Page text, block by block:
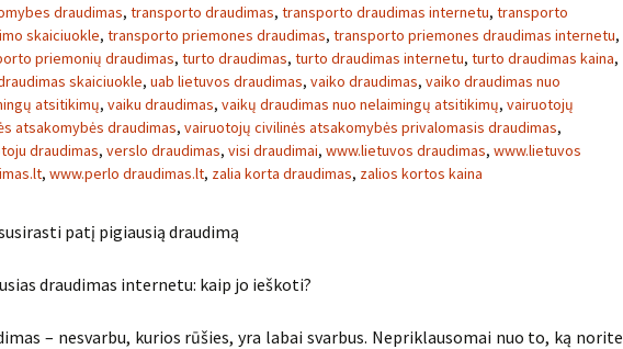
draudimas, transporto draudimas, transporto draudimas internetu, transporto
skaiciuokle, transporto priemones draudimas, transporto priemones draudimas internetu,
priemonių draudimas, turto draudimas, turto draudimas internetu, turto draudimas kaina,
skaiciuokle, uab lietuvos draudimas, vaiko draudimas, vaiko draudimas nuo
atsitikimų, vaiku draudimas, vaikų draudimas nuo nelaimingų atsitikimų, vairuotojų
atsakomybės draudimas, vairuotojų civilinės atsakomybės privalomasis draudimas,
draudimas, verslo draudimas, visi draudimai, www.lietuvos draudimas, www.lietuvos
, www.perlo draudimas.lt, zalia korta draudimas, zalios kortos kaina
patį pigiausią draudimą
draudimas internetu: kaip jo ieškoti?
– nesvarbu, kurios rūšies, yra labai svarbus. Nepriklausomai nuo to, ką norite